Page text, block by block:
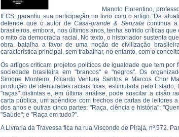
Manolo Florentino,
IFCS, garantiu sua participação no livro com o artigo “Da
defende que o autor deCasa-grande & Senzalacontinua a
brasileiros, embora, nos últimos anos, tenha sofrido críticas
o mito da democracia racial. No texto, o historiador sustenta
obra, batalha a favor de uma noção de civilização
característica principal, sem trabalhar, no entanto, com o
Os artigos criticam projetos políticos de igualdade que tem
sociedade brasileira em "brancos" e "negros". Os
Simone Monteiro, Ricardo Ventura Santos e Marcos Chor
produção de identidades raciais fixas, estimulada pelo Estado,
"raças" distintas e, em última análise, pode suscitar a cisão
carta pública, um apêndice com trechos de cartas de leitores
dos anos e outras cinco partes: "Raça, ciência e história";
"Saúde"; e "Raça em tudo?".
A Livraria da Travessa fica na rua Visconde de Pirajá, nº 572.